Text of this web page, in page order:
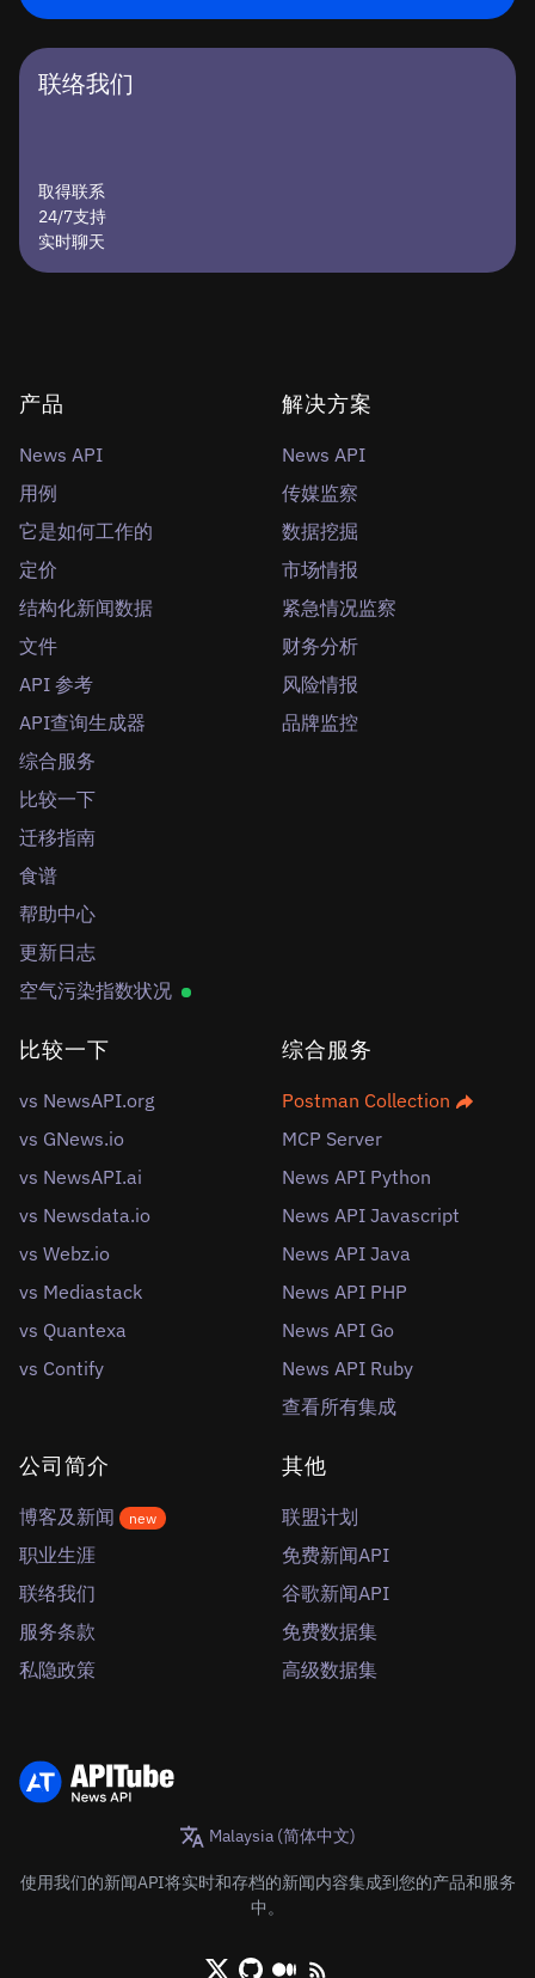
联络我们
取得联系
24/7支持
实时聊天
产品
News API
用例
它是如何工作的
定价
结构化新闻数据
文件
API 参考
API查询生成器
综合服务
比较一下
迁移指南
食谱
帮助中心
更新日志
空气污染指数状况
解决方案
News API
传媒监察
数据挖掘
市场情报
紧急情况监察
财务分析
风险情报
品牌监控
比较一下
vs NewsAPI.org
vs GNews.io
vs NewsAPI.ai
vs Newsdata.io
vs Webz.io
vs Mediastack
vs Quantexa
vs Contify
综合服务
Postman Collection
MCP Server
News API Python
News API Javascript
News API Java
News API PHP
News API Go
News API Ruby
查看所有集成
公司简介
博客及新闻 new
职业生涯
联络我们
服务条款
私隐政策
其他
联盟计划
免费新闻API
谷歌新闻API
免费数据集
高级数据集
Malaysia (简体中文)
使用我们的新闻API将实时和存档的新闻内容集成到您的产品和服务
中。